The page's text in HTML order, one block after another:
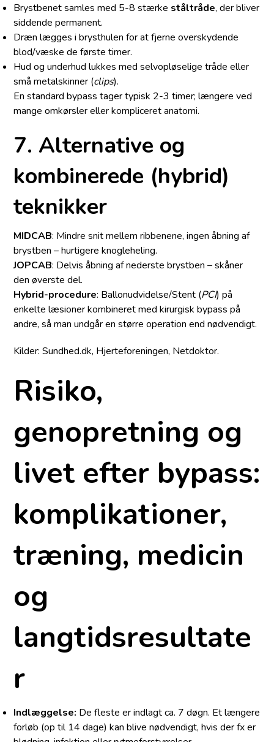
Brystbenet samles med 5-8 stærke ståltråde, der bliver
siddende permanent.
Dræn lægges i brysthulen for at fjerne overskydende
blod/​væske de første timer.
Hud og underhud lukkes med selvopløselige tråde eller
små metalskinner (clips).
En standard bypass tager typisk 2-3 timer; længere ved
mange omkørsler eller kompliceret anatomi.
7. Alternative og
kombinerede (hybrid)
teknikker
MIDCAB: Mindre snit mellem ribbenene, ingen åbning af
brystben – hurtigere knogleheling.
JOPCAB: Delvis åbning af nederste brystben – skåner
den øverste del.
Hybrid-procedure: Ballonudvidelse/Stent (PCI) på
enkelte læsioner kombineret med kirurgisk bypass på
andre, så man undgår en større operation end nødvendigt.
Kilder: Sundhed.dk, Hjerteforeningen, Netdoktor.
Risiko,
genopretning og
livet efter bypass:
komplikationer,
træning, medicin
og
langtidsresultate
r
Indlæggelse: De fleste er indlagt ca. 7 døgn. Et længere
forløb (op til 14 dage) kan blive nødvendigt, hvis der fx er